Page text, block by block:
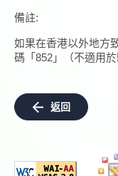
備註:
如果在香港以外地方
碼「852」（不適用
返回